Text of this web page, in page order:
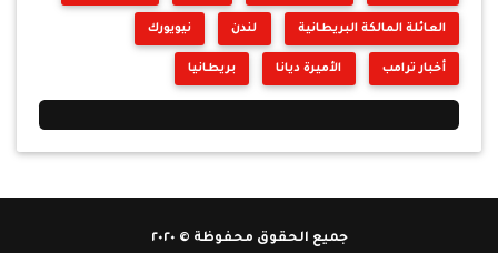
العائلة المالكة البريطانية لندن نيويورك
أخبار ترامب الأميرة ديانا بريطانيا
جميع الحقوق محفوظة © ٢٠٢٠